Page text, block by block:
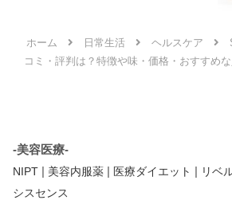
ホーム 日常生活 ヘルスケア
コミ・評判は？特徴や味・価格・おすすめ
-美容医療-
NIPT | 美容内服薬 | 医療ダイエット | リベ
シスセンス